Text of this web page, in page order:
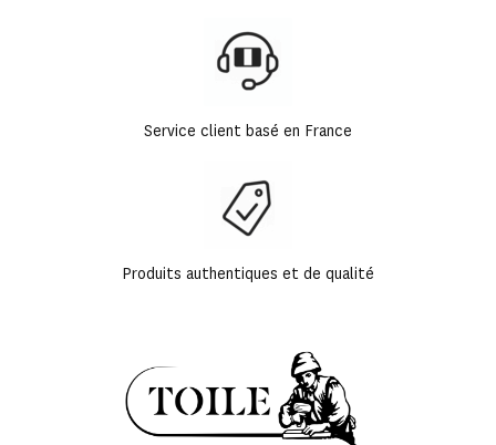
Service client basé en France
Produits authentiques et de qualité